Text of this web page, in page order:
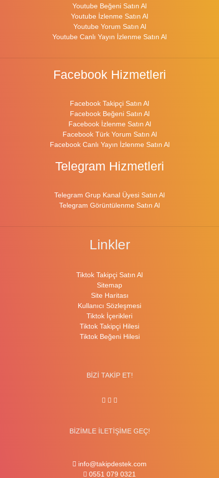
Youtube Beğeni Satın Al
Youtube İzlenme Satın Al
Youtube Yorum Satın Al
Youtube Canlı Yayın İzlenme Satın Al
Facebook Hizmetleri
Facebook Takipçi Satın Al
Facebook Beğeni Satın Al
Facebook İzlenme Satın Al
Facebook Türk Yorum Satın Al
Facebook Canlı Yayın İzlenme Satın Al
Telegram Hizmetleri
Telegram Grup Kanal Üyesi Satın Al
Telegram Görüntülenme Satın Al
Linkler
Tiktok Takipçi Satın Al
Sitemap
Site Haritası
Kullanıcı Sözleşmesi
Tiktok İçerikleri
Tiktok Takipçi Hilesi
Tiktok Beğeni Hilesi
BİZİ TAKİP ET!
BİZİMLE İLETİŞİME GEÇ!
info@takipdestek.com
0551 079 0321